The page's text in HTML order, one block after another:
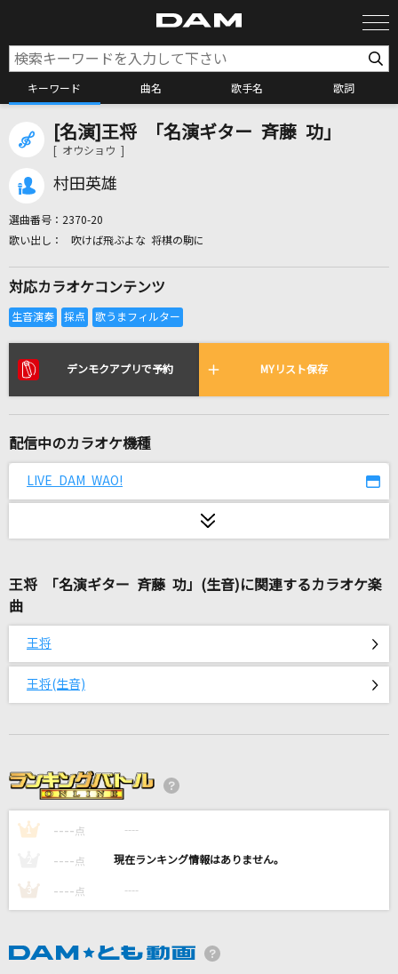
キーワード 曲名 歌手名 歌詞
カラオケ検索
全国りれき
リアルタイムで歌われている曲の一覧
エルフ
怪獣
風たちの声
はにかみショート
烏(ビデオクリップバージョン)
米津玄師
やさしさで溢れるように
JUJU
私は、わたしの事が好き。
[名演]王将 「名演ギター 斉藤 功」
[ オウショウ ]
村田英雄
選曲番号： 2370-20
吹けば飛ぶよな 将棋の駒に
対応カラオケコンテンツ
デンモクアプリで予約 MYリスト保存
配信中のカラオケ機種
LIVE DAM WAO!
王将 「名演ギター 斉藤 功」(生音)に関連するカラオケ楽
曲
王将
王将(生音)
1 ---- 点 ----
---- 点 ----
3 ---- 点 ----